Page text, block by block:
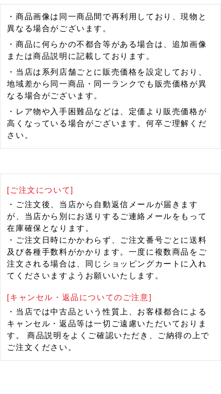
・商品画像は同一商品間で再利用しており、現物と
異なる場合がございます。
・商品に何らかの不都合等がある場合は、追加画像
または商品説明に記載しております。
・当店は系列店舗ごとに販売価格を設定しており、
地域差から同一商品・同一ランクでも販売価格が異
なる場合がございます。
・レア物や入手困難品などは、定価より販売価格が
高くなっている場合がございます。何卒ご理解くだ
さい。
[ご注文について]
・ご注文後、当店から自動返信メールが届きます
が、当店から別にお送りするご連絡メールをもって
在庫確保となります。
・ご注文日時にかかわらず、ご注文番号ごとに送料
及び各種手数料がかかります。一度に複数商品をご
注文される場合は、同じショッピングカートに入れ
てくださいますようお願いいたします。
[キャンセル・返品についてのご注意]
・当店では中古品という性質上、お客様都合による
キャンセル・返品等は一切ご遠慮いただいておりま
す。 商品説明をよくご確認いただき、ご納得の上で
ご注文ください。